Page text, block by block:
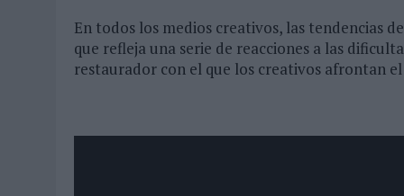
En todos los medios creativos, las tendencias
que refleja una serie de reacciones a las
restaurador con el que los creativos afrontan